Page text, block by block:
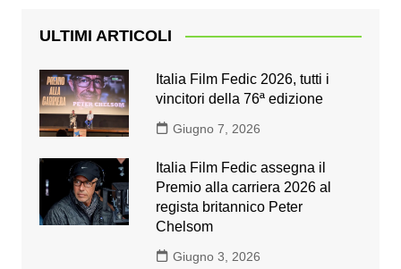
ULTIMI ARTICOLI
Italia Film Fedic 2026, tutti i
vincitori della 76ª edizione
Giugno 7, 2026
Italia Film Fedic assegna il
Premio alla carriera 2026 al
regista britannico Peter
Chelsom
Giugno 3, 2026